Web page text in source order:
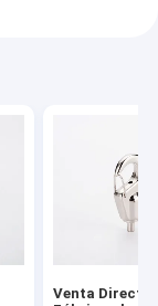
Venta Directa